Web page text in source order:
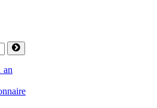
an